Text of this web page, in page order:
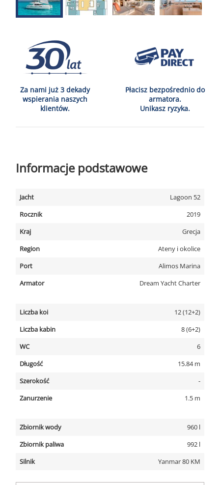
Za nami już 3 dekady
wspierania naszych
klientów.
Płacisz bezpośrednio do
armatora.
Unikasz ryzyka.
Informacje podstawowe
Jacht
Lagoon 52
Rocznik
2019
Kraj
Grecja
Region
Ateny i okolice
Port
Alimos Marina
Armator
Dream Yacht Charter
Liczba koi
12 (12+2)
Liczba kabin
8 (6+2)
WC
6
Długość
15.84 m
Szerokość
-
Zanurzenie
1.5 m
Zbiornik wody
960 l
Zbiornik paliwa
992 l
Silnik
Yanmar 80 KM